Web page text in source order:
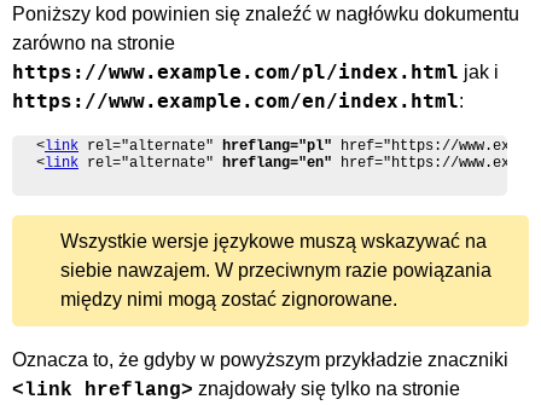
Poniższy kod powinien się znaleźć w nagłówku dokumentu
zarówno na stronie
https://www.example.com/pl/index.html jak i
https://www.example.com/en/index.html:
<link rel="alternate" hreflang="pl" href="https://
<link rel="alternate" hreflang="en" href="https://
Wszystkie wersje językowe muszą wskazywać na
siebie nawzajem. W przeciwnym razie powiązania
między nimi mogą zostać zignorowane.
Oznacza to, że gdyby w powyższym przykładzie znaczniki
<link hreflang> znajdowały się tylko na stronie